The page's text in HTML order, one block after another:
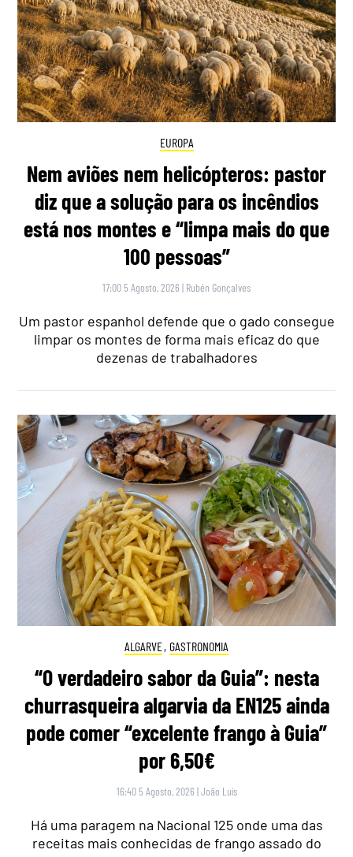
EUROPA
Nem aviões nem helicópteros: pastor
diz que a solução para os incêndios
está nos montes e “limpa mais do que
100 pessoas”
17:00 5 Agosto, 2026 | Rubén Gonçalves
Um pastor espanhol defende que o gado consegue
limpar os montes de forma mais eficaz do que
dezenas de trabalhadores
ALGARVE, GASTRONOMIA
“O verdadeiro sabor da Guia”: nesta
churrasqueira algarvia da EN125 ainda
pode comer “excelente frango à Guia”
por 6,50€
16:40 5 Agosto, 2026 |João Luís
Há uma paragem na Nacional 125 onde uma das
receitas mais conhecidas de frango assado do